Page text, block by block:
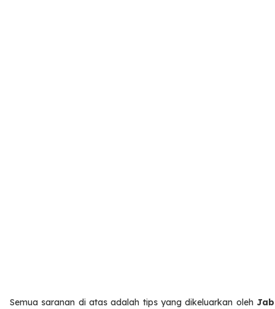
Semua saranan di atas adalah tips yang dikeluarkan oleh